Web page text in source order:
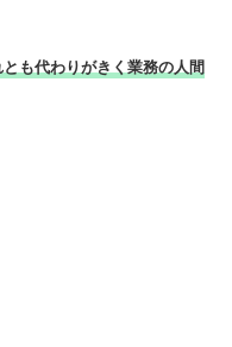
も代わりがきく業務の人間